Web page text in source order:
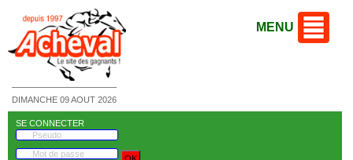
DIMANCHE 09 AOUT 2026
MENU
SE CONNECTER